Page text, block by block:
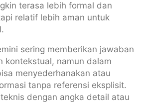
terasa lebih formal dan
relatif lebih aman untuk
sering memberikan jawaban
kontekstual, namun dalam
menyederhanakan atau
tanpa referensi eksplisit.
dengan angka detail atau